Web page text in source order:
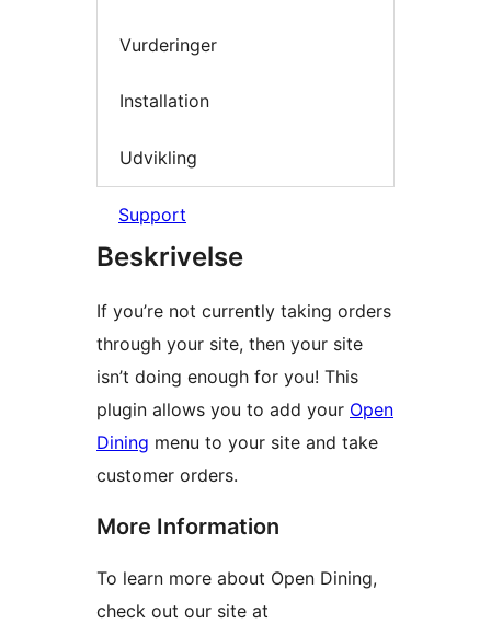
Vurderinger
Installation
Udvikling
Support
Beskrivelse
If you’re not currently taking orders
through your site, then your site
isn’t doing enough for you! This
plugin allows you to add your Open
Dining menu to your site and take
customer orders.
More Information
To learn more about Open Dining,
check out our site at